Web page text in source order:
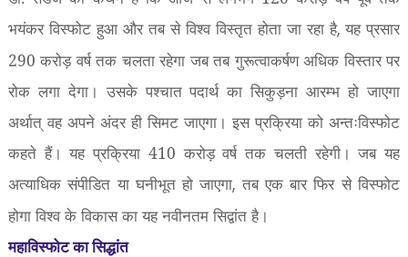
भयंकर विस्फोट हुआ और तब से विश्व विस्तृत होता जा रहा है,यह प्रसार
290 करोड़ वर्ष तक चलता रहेगा जब तब गुरूत्वाकर्षण अधिक विस्तार पर
रोक लगा देगा। उसके पश्चात पदार्थ का सिकुड़ना आरम्भ हो जाएगा
अर्थात् वह अपने अंदर ही सिमट जाएगा। इस प्रक्रिया को अन्तःविस्फोट
कहते हैं। यह प्रक्रिया 410 करोड़ वर्ष तक चलती रहेगी। जब यह
अत्याधिक संपीडित या घनीभूत हो जाएगा, तब एक बार फिर से विस्फोट
होगा विश्व के विकास का यह नवीनतम सिद्वांत है।
महाविस्फोट का सिद्धांत